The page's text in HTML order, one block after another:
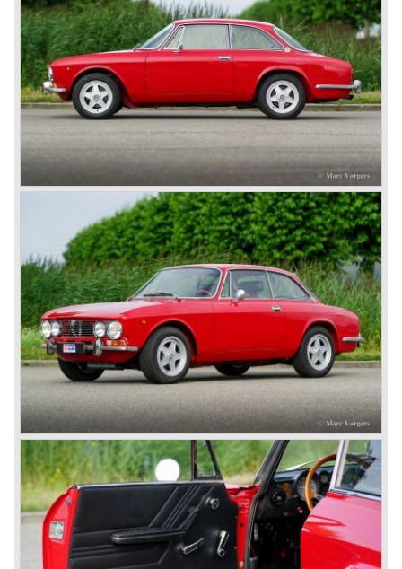
smering en 150 pk. vermogen. Alle vooroorlogse Alfa
Romeo’s waren overigens rechts gestuurd.
Eind jaren veertig werd enkel de 6C 2500 nog maar
verkocht die al ruim tien jaar in productie was. Juist op tijd
realiseerde men zich bij Alfa Romeo dat de markt voor dit
type, erg dure, auto’s kleiner werd en men besloot een
andere weg in te slaan.
In 1949 zag de Alfa Romeo 1900 het levenslicht; de eerste
Alfa Romeo met een zelfdragende carrosserie die geheel
in de Alfa fabriek, aan de lopende band, werd gebouwd. De
1900 serie liep door tot 1958. Begin jaren vijftig pakte Alfa
Romeo de racerij weer op met vooroorlogse racewagens
en won…met Fangio achter het stuur!
Vanaf 1954 kwam de Giulietta serie op de markt en
vervolgens in 1962 de Giulia serie, stuk voor stuk series
waarin juweeltjes van auto’s voorkwamen met name de
Sprint en de Spider uitvoeringen. Al deze auto’s waren
voorzien van volledig aluminium motorblokken,
bovenliggende nokkenassen en vijf versnellingsbakken.
Alfa Romeo en Mercedes-Benz zijn de automerken met
de grootste race historie die zich uitstrekte over de eerste
helft van de twintigste eeuw. In de jaren 1990 herinnerde
daar helaas weinig meer aan. Aan de racerij werd reeds
decennia niet meer deelgenomen en de Alfetta serie als
opvolger van de Giulia serie verkocht niet erg best.
Door het Alfasud avontuur, met gebruikmaking van slecht
staal voor de carrosserieën, vergooide Alfa Romeo haar
faam in de ogen van de consument. De Alfasud roestte, bij
wijze van spreken, al in de folder en het heeft Alfa Romeo
tien jaar gekost om het zwaar gekreukte imago op te
vijzelen. De Alfasud was overigens een zeer fraaie auto
met excellente rijeigenschappen en niet te versmaden
techniek waarvan er tot 1987 meer dan 1 miljoen werden
verkocht.